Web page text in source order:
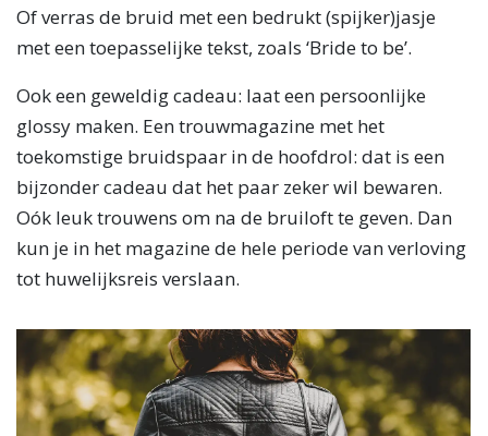
Of verras de bruid met een bedrukt (spijker)jasje
met een toepasselijke tekst, zoals ‘Bride to be’.
Ook een geweldig cadeau: laat een persoonlijke
glossy maken. Een trouwmagazine met het
toekomstige bruidspaar in de hoofdrol: dat is een
bijzonder cadeau dat het paar zeker wil bewaren.
Oók leuk trouwens om na de bruiloft te geven. Dan
kun je in het magazine de hele periode van verloving
tot huwelijksreis verslaan.